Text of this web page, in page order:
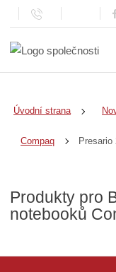
Úvodní strana
Compaq Presario
Produkty pro
notebooků